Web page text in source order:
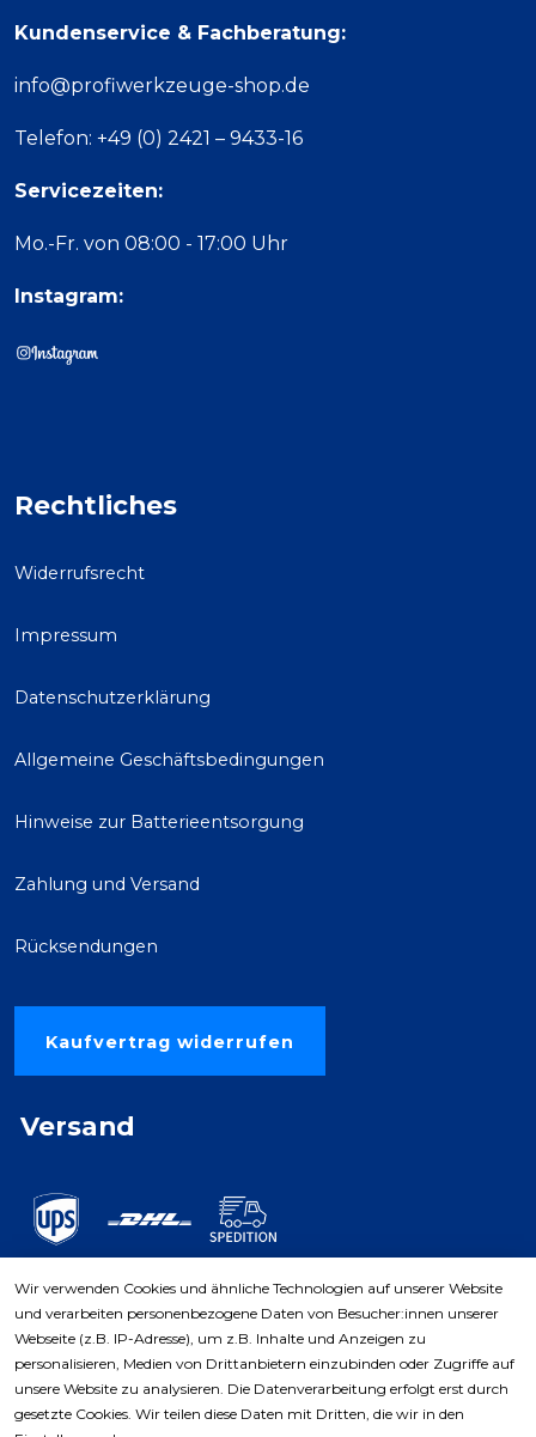
Kundenservice & Fachberatung:
info@profiwerkzeuge-shop.de
Telefon: +49 (0) 2421 – 9433-16
Servicezeiten:
Mo.-Fr. von 08:00 - 17:00 Uhr
Instagram:
Rechtliches
Widerrufsrecht
Impressum
Datenschutzerklärung
Allgemeine Geschäftsbedingungen
Hinweise zur Batterieentsorgung
Zahlung und Versand
Rücksendungen
Kaufvertrag widerrufen
Versand
Zahlungsarten
Wir verwenden Cookies und ähnliche Technologien auf unserer Website
und verarbeiten personenbezogene Daten von Besucher:innen unserer
Webseite (z.B. IP-Adresse), um z.B. Inhalte und Anzeigen zu
personalisieren, Medien von Drittanbietern einzubinden oder Zugriffe auf
unsere Website zu analysieren. Die Datenverarbeitung erfolgt erst durch
gesetzte Cookies. Wir teilen diese Daten mit Dritten, die wir in den